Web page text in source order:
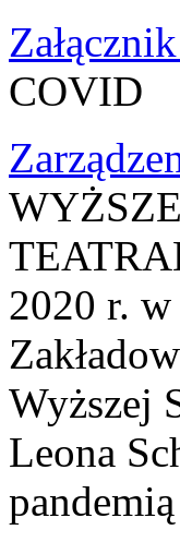
COVID
2020 r.
Wyższej
Leona